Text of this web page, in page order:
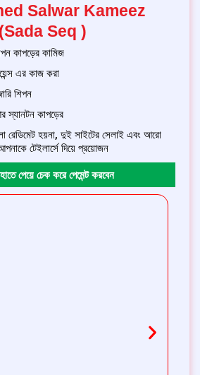
Salwar Kameez
(Sada Seq )
কাপড়ের কামিজ
এর কাজ করা
শিপন
স্যানটন কাপড়ের
হয়না, দুই সাইটের সেলাই এবং আরো
টেইলার্সে দিয়ে প্রয়োজন
পেয়ে চেক করে পেমেন্ট করবেন